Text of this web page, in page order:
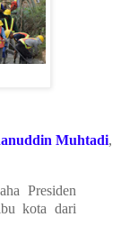
Muhtadi,
Presiden
kota dari